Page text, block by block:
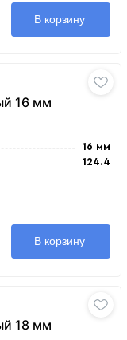
В корзину
16 мм
16 мм
124.4
В корзину
18 мм